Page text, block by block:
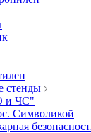
стенды
и ЧС"
Символикой